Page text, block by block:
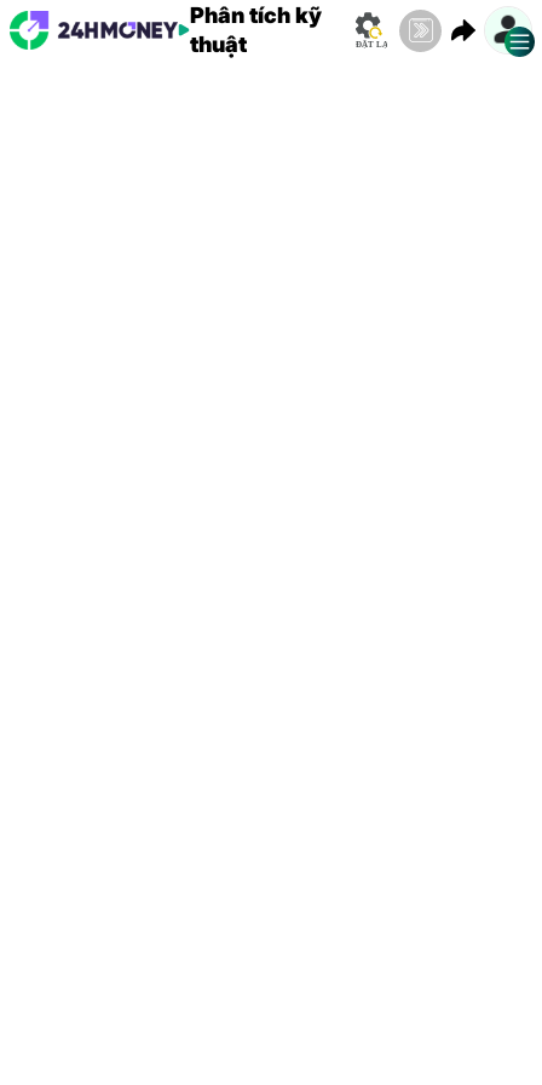
Phân tích kỹ
thuật